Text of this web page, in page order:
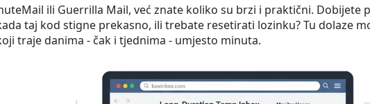
ili Guerrilla Mail, već znate koliko su brzi i praktični.
taj kod stigne prekasno, ili trebate resetirati lozinku? Tu dolaze
traje danima - čak i tjednima - umjesto minuta.